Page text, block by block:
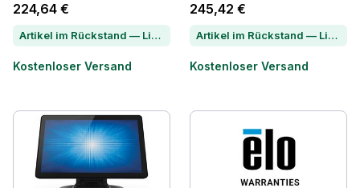
224,64 €
Artikel im Rückstand — Lieferzeit per Chat erfragen
Kostenloser Versand
245,42 €
Artikel im Rückstand — Lieferzeit per Chat erfragen
Kostenloser Versand